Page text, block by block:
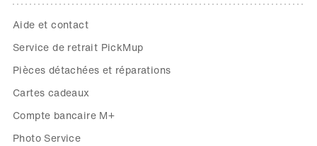
Aide et contact
Service de retrait PickMup
Pièces détachées et réparations
Cartes cadeaux
Compte bancaire M+
Photo Service